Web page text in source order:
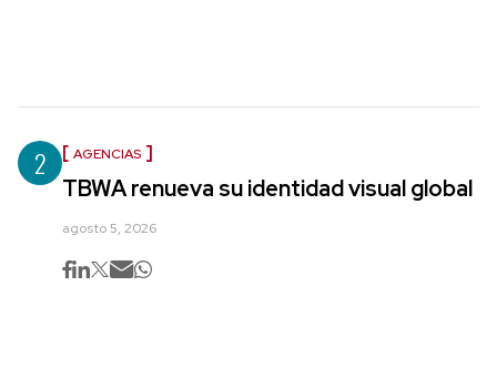
2 AGENCIAS
TBWA renueva su identidad visual global
agosto 5, 2026